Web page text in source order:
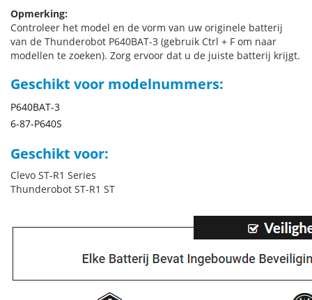
Opmerking:
Controleer het model en de vorm van uw originele batterij
van de Thunderobot P640BAT-3 (gebruik Ctrl + F om naar
modellen te zoeken). Zorg ervoor dat u de juiste batterij krijgt.
Geschikt voor modelnummers:
P640BAT-3
6-87-P640S
Geschikt voor:
Clevo ST-R1 Series
Thunderobot ST-R1 ST